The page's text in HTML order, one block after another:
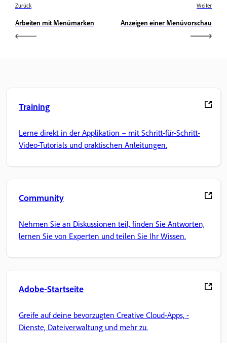
Zurück
Arbeiten mit Menümarken
Weiter
Anzeigen einer Menüvorschau
Training
Lerne direkt in der Applikation – mit Schritt-für-Schritt-
Video-Tutorials und praktischen Anleitungen.
Community
Nehmen Sie an Diskussionen teil, finden Sie Antworten,
lernen Sie von Experten und teilen Sie Ihr Wissen.
Adobe-Startseite
Greife auf deine bevorzugten Creative Cloud-Apps, -
Dienste, Dateiverwaltung und mehr zu.